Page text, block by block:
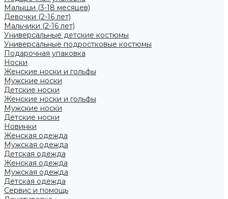
Малыши (3-18 месяцев)
Девочки (2-16 лет)
Мальчики (2-16 лет)
Универсальные детские костюмы
Универсальные подростковые костюмы
Подарочная упаковка
Носки
Женские носки и гольфы
Мужские носки
Детские носки
Женские носки и гольфы
Мужские носки
Детские носки
Новинки
Женская одежда
Мужская одежда
Детская одежда
Женская одежда
Мужская одежда
Детская одежда
Сервис и помощь